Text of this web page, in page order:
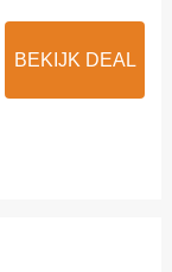
BEKIJK DEAL